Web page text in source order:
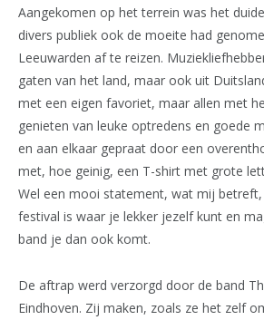
Aangekomen op het terrein was het
divers publiek ook de moeite had
Leeuwarden af te reizen.
gaten van het land, maar ook uit
met een eigen favoriet, maar allen met
genieten van leuke optredens en goede
en aan elkaar gepraat door een
met, hoe geinig, een T-shirt met grote
Wel een mooi statement, wat mij betreft,
festival is waar je lekker jezelf kunt en
band je dan ook komt.
De aftrap werd verzorgd door de band
Eindhoven. Zij maken, zoals ze het zelf